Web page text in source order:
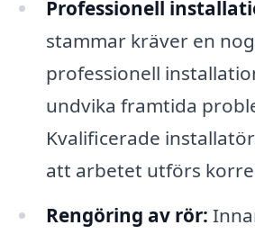
Professionell
stammar kräver en
professionell
undvika framtida
Kvalificerade
att arbetet utförs
Rengöring av rör: